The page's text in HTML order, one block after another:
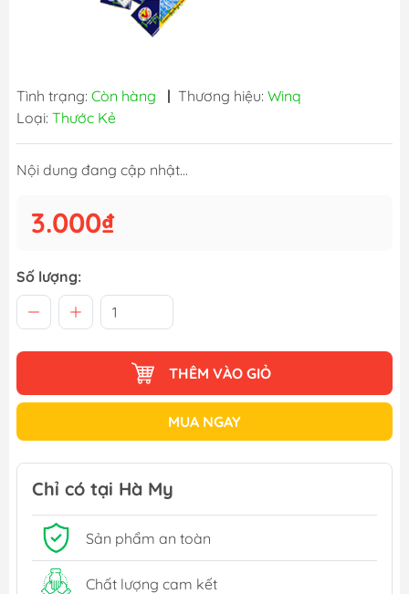
Tình trạng: Còn hàng | Thương hiệu: Winq
Loại: Thước Kẻ
Nội dung đang cập nhật...
3.000₫
Số lượng:
THÊM VÀO GIỎ
MUA NGAY
Chỉ có tại Hà My
Sản phẩm an toàn
Chất lượng cam kết